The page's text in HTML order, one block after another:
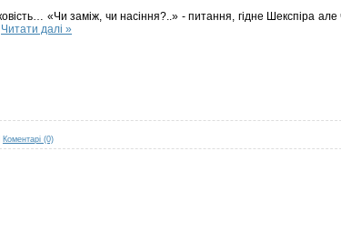
«Чи заміж, чи насіння?..» - питання, гідне Шекспіра
Читати далі »
Коментарі (0)